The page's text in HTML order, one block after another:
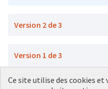
Version 2 de 3
Version 1 de 3
Ce site utilise des cookies et